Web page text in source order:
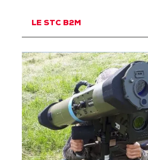
LE STC B2M